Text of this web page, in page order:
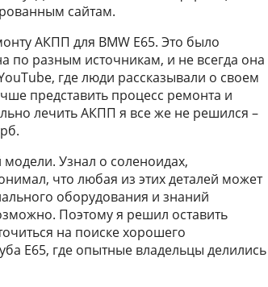
сайтам.
АКПП для BMW E65. Это было
по разным источникам, и не всегда она
где люди рассказывали о своем
представить процесс ремонта и
лечить АКПП я все же не решился –
Узнал о соленоидах,
что любая из этих деталей может
оборудования и знаний
Поэтому я решил оставить
на поиске хорошего
E65, где опытные владельцы делились